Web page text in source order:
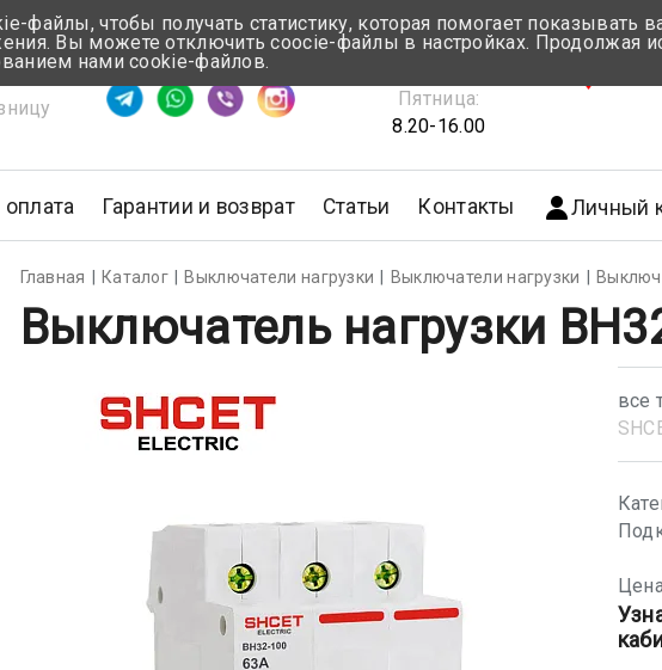
Время ответа ≈ 5 мин
Понедельник-Четверг:
Пятница:
8.20-16.00
Гарантии и возврат Статьи Контакты Личный
Главная Каталог Выключатели нагрузки Выключатели нагрузки
Выключатель нагрузки
все
файлы, чтобы получать статистику, которая помогает показывать
Вы можете отключить coocie-файлы в настройках. Продолжая
нами cookie-файлов.